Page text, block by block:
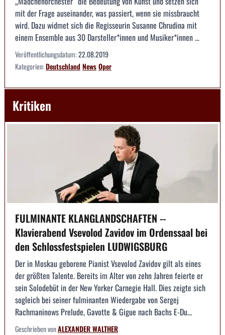
mit der Frage auseinander, was passiert, wenn sie missbraucht
wird. Dazu widmet sich die Regisseurin Susanne Chrudina mit
einem Ensemble aus 30 Darsteller*innen und Musiker*innen ...
Veröffentlichungsdatum:22.08.2019
Kategorien:DeutschlandNewsOper
Kritiken
FULMINANTE KLANGLANDSCHAFTEN --
Klavierabend Vsevolod Zavidov im Ordenssaal bei
den Schlossfestspielen LUDWIGSBURG
Der in Moskau geborene Pianist Vsevolod Zavidov gilt als eines
der größten Talente. Bereits im Alter von zehn Jahren feierte er
sein Solodebüt in der New Yorker Carnegie Hall. Dies zeigte sich
sogleich bei seiner fulminanten Wiedergabe von Sergej
Rachmaninows Prelude, Gavotte & Gigue nach Bachs E-Du...
Geschrieben vonALEXANDER WALTHER